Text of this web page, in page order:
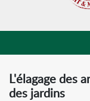
L'élagage des
des jardins